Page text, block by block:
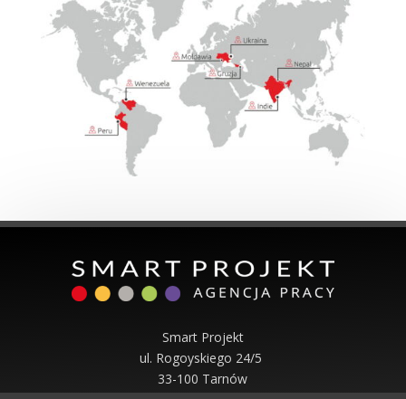
Smart Projekt
ul. Rogoyskiego 24/5
33-100 Tarnów